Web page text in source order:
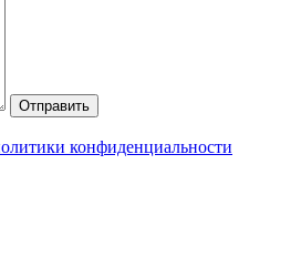
Отправить
конфиденциальности